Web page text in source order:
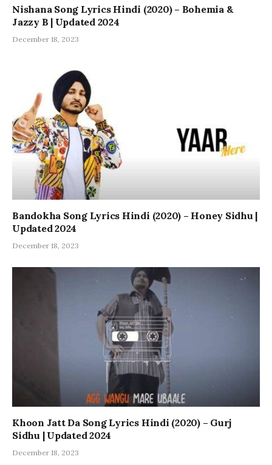
Nishana Song Lyrics Hindi (2020) – Bohemia &
Jazzy B | Updated 2024
December 18, 2023
Bandokha Song Lyrics Hindi (2020) – Honey Sidhu |
Updated 2024
December 18, 2023
Khoon Jatt Da Song Lyrics Hindi (2020) – Gurj
Sidhu | Updated 2024
December 18, 2023